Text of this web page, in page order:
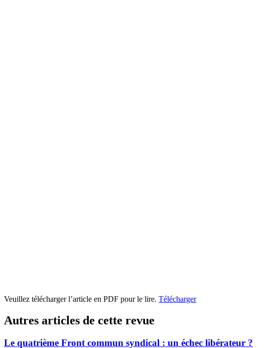
Veuillez télécharger l’article en PDF pour le lire. Télécharger
Autres articles de cette revue
Le quatrième Front commun syndical : un échec libérateur ?